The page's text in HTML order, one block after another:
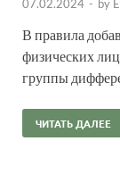
07.02.2024 - by
В правила
физических
группы
ЧИТАТЬ ДАЛЕЕ